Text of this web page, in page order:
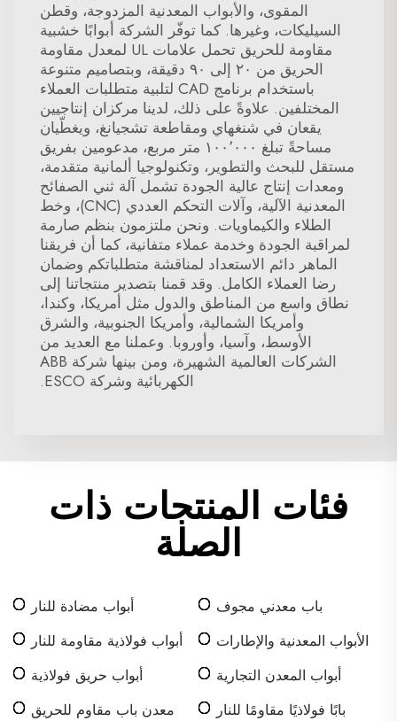
المقوى، والأبواب المعدنية المزدوجة، وقطن
السيليكات، وغيرها. كما توفّر الشركة أبوابًا خشبية
مقاومة للحريق تحمل علامات UL لمعدل مقاومة
الحريق من ٢٠ إلى ٩٠ دقيقة، وبتصاميم متنوعة
باستخدام برنامج CAD لتلبية متطلبات العملاء
المختلفين. علاوةً على ذلك، لدينا مركزان إنتاجيين
يقعان في شنغهاي ومقاطعة تشجيانغ، ويغطّيان
مساحةً تبلغ ١٠٠٬٠٠٠ متر مربع، مدعومين بفريق
مستقل للبحث والتطوير، وتكنولوجيا ألمانية متقدمة،
ومعدات إنتاج عالية الجودة تشمل آلة ثني الصفائح
المعدنية الآلية، وآلات التحكم العددي (CNC)، وخط
الطلاء والكيماويات. ونحن ملتزمون بنظم صارمة
لمراقبة الجودة وخدمة عملاء متفانية، كما أن فريقنا
الماهر دائم الاستعداد لمناقشة متطلباتكم وضمان
رضا العملاء الكامل. وقد قمنا بتصدير منتجاتنا إلى
نطاق واسع من المناطق والدول مثل أمريكا، وكندا،
وأمريكا الشمالية، وأمريكا الجنوبية، والشرق
الأوسط، وآسيا، وأوروبا. وعملنا مع العديد من
الشركات العالمية الشهيرة، ومن بينها شركة ABB
الكهربائية وشركة ESCO.
فئات المنتجات ذات
الصلة
باب معدني مجوف
أبواب مضادة للنار
الأبواب المعدنية والإطارات
أبواب فولاذية مقاومة للنار
أبواب المعدن التجارية
أبواب حريق فولاذية
بابًا فولاذيًا مقاومًا للنار
معدن باب مقاوم للحريق